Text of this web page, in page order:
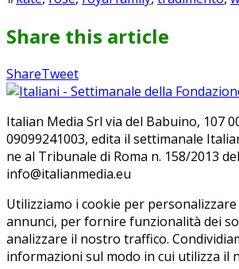
Share this article
ShareTweetShare
on
Pin
on
Send
with
Ita­lian Me­dia Srl via del Ba­bui­no, 107
09099241003, edi­ta il set­ti­ma­na­le
ne al Tri­bu­na­le di Roma n. 158/​2013
info@ita­lian­me­dia.eu
Utilizziamo i cookie per
annunci, per fornire funzionalità dei
analizzare il nostro traffico.
informazioni sul modo in cui utilizza il